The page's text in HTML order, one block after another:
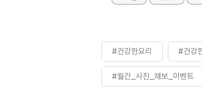
#건강한요리 #건강
#월간_사진_제보_이벤트